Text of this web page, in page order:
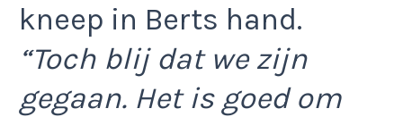
kneep in Berts hand.
“Toch blij dat we zijn
gegaan. Het is goed om